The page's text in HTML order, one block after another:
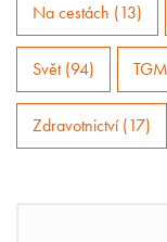
Na cestách (13)
Svět (94)
Zdravotnictví (17)